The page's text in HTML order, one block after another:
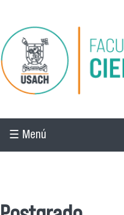
Pasar al contenido principal
☰ Menú